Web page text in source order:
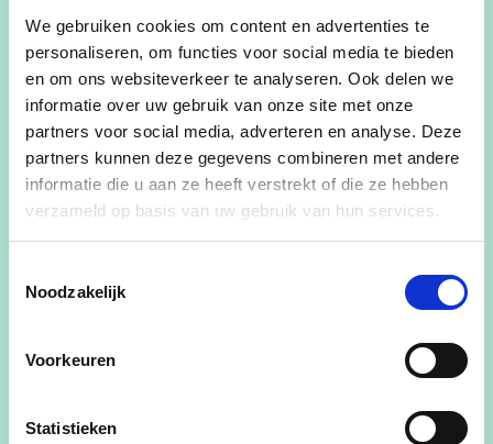
We gebruiken cookies om content en advertenties te
personaliseren, om functies voor social media te bieden
en om ons websiteverkeer te analyseren. Ook delen we
informatie over uw gebruik van onze site met onze
partners voor social media, adverteren en analyse. Deze
partners kunnen deze gegevens combineren met andere
informatie die u aan ze heeft verstrekt of die ze hebben
verzameld op basis van uw gebruik van hun services.
Noodzakelijk
Voorkeuren
Statistieken
mooiste voorbeeld hiervan is de nieuwe school
van Wijnendale, die na de schooluren wordt
opengesteld voor sport- en buurtactiviteiten.
Als de wijkschool op Maria-Assumpta zou
verdwijnen, zullen wij nooit toelaten dat er
woningen in de plaats komen. Het gebied blijft
een blauwe zone, en zal dus moeten worden
Ik wil wel meegeven dat we in dialoog blijven met
de Scholengroep Dit dossier is voor ons als
stadsbestuur heel erg belangrijk. We blijven hier
moeite meer dan waard.